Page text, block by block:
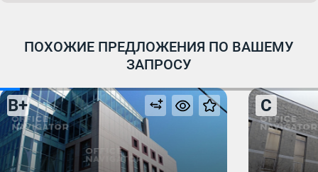
ПОХОЖИЕ ПРЕДЛОЖЕНИЯ ПО ВАШЕМУ
ЗАПРОСУ
B+ C